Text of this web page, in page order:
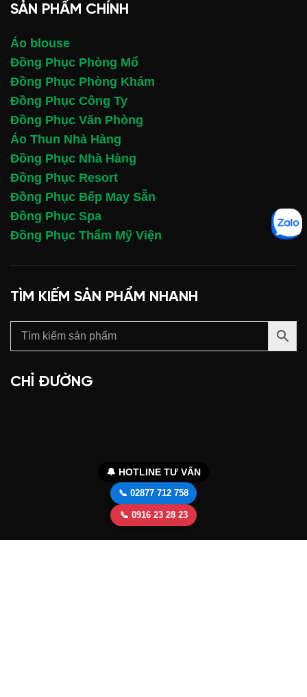
SẢN PHẨM CHÍNH
Áo blouse
Đồng Phục Phòng Mổ
Đồng Phục Phòng Khám
Đồng Phục Công Ty
Đồng Phục Văn Phòng
Áo Thun Nhà Hàng
Đồng Phục Nhà Hàng
Đồng Phục Resort
Đồng Phục Bếp May Sẵn
Đồng Phục Spa
Đồng Phục Thẩm Mỹ Viện
TÌM KIẾM SẢN PHẨM NHANH
CHỈ ĐƯỜNG
🔔 HOTLINE TƯ VẤN
📞 02877 712 758
📞 0916 23 28 23